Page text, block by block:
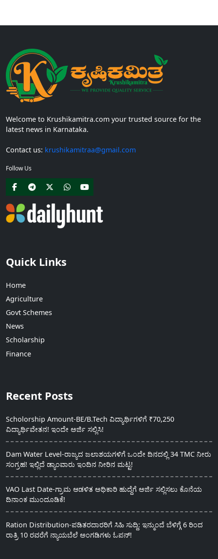
Welcome to Krushikamitra.com your trusted source for the
latest news in Karnataka.
Contact us: krushikamitraa@gmail.com
Follow Us
Quick Links
Home
Agriculture
Govt Schemes
News
Scholarship
Finance
Recent Posts
Scholorship Amount-BE/B.Tech ವಿದ್ಯಾರ್ಥಿಗಳಿಗೆ ₹70,250
ವಿದ್ಯಾರ್ಥಿವೇತನ! ಇಂದೇ ಅರ್ಜಿ ಸಲ್ಲಿಸಿ!
Dam Water Level-ರಾಜ್ಯದ ಜಲಾಶಯಗಳಿಗೆ ಒಂದೇ ದಿನದಲ್ಲಿ 34 TMC ನೀರು
ಸಂಗ್ರಹ! ಇಲ್ಲಿದೆ ಡ್ಯಾಂವಾರು ಇಂದಿನ ನೀರಿನ ಮಟ್ಟ!
VAO Last Date-ಗ್ರಾಮ ಆಡಳಿತ ಅಧಿಕಾರಿ ಹುದ್ದೆಗೆ ಅರ್ಜಿ ಸಲ್ಲಿಸಲು ಕೊನೆಯ
ದಿನಾಂಕ ಮುಂದೂಡಿಕೆ!
Ration Distribution-ಪಡಿತರದಾರರಿಗೆ ಸಿಹಿ ಸುದ್ದಿ: ಇನ್ಮುಂದೆ ಬೆಳಿಗ್ಗೆ 6 ರಿಂದ
ರಾತ್ರಿ 10 ರವರೆಗೆ ನ್ಯಾಯಬೆಲೆ ಅಂಗಡಿಗಳು ಓಪನ್!